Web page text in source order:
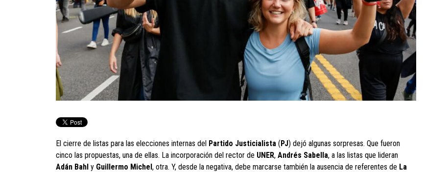
El cierre de listas para las elecciones internas del Partido Justicialista (PJ) dejó algunas sorpresas. Que fueron
cinco las propuestas, una de ellas. La incorporación del rector de UNER, Andrés Sabella, a las listas que lideran
Adán Bahl y Guillermo Michel, otra. Y, desde la negativa, debe marcarse también la ausencia de referentes de La